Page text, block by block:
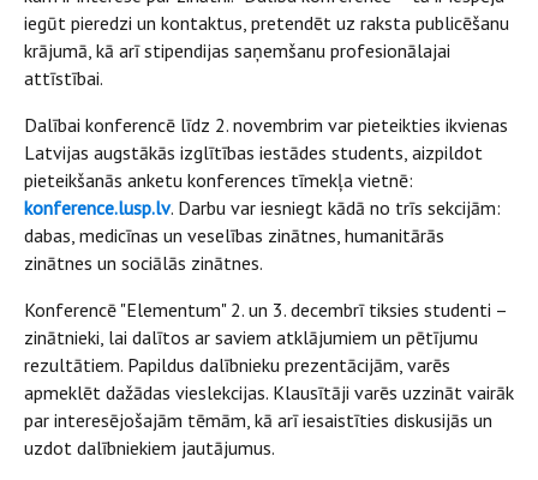
iegūt pieredzi un kontaktus, pretendēt uz raksta publicēšanu
krājumā, kā arī stipendijas saņemšanu profesionālajai
attīstībai.
Dalībai konferencē līdz 2. novembrim var pieteikties ikvienas
Latvijas augstākās izglītības iestādes students, aizpildot
pieteikšanās anketu konferences tīmekļa vietnē:
konference.lusp.lv. Darbu var iesniegt kādā no trīs sekcijām:
dabas, medicīnas un veselības zinātnes, humanitārās
zinātnes un sociālās zinātnes.
Konferencē "Elementum" 2. un 3. decembrī tiksies studenti –
zinātnieki, lai dalītos ar saviem atklājumiem un pētījumu
rezultātiem. Papildus dalībnieku prezentācijām, varēs
apmeklēt dažādas vieslekcijas. Klausītāji varēs uzzināt vairāk
par interesējošajām tēmām, kā arī iesaistīties diskusijās un
uzdot dalībniekiem jautājumus.